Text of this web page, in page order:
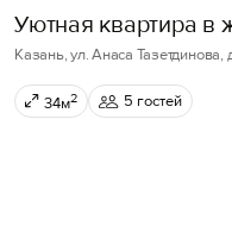
Уютная квaртиpа в
Казань, ул. Анаса Тазетдинова,
34м2 5 гостей